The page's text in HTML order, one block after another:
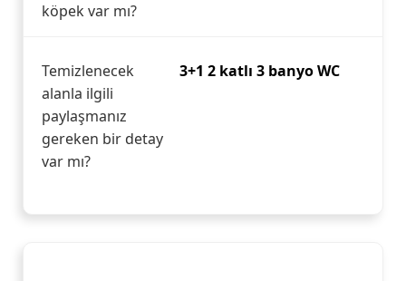
köpek var mı?
Temizlenecek
alanla ilgili
paylaşmanız
gereken bir detay
var mı?
3+1 2 katlı 3 banyo WC